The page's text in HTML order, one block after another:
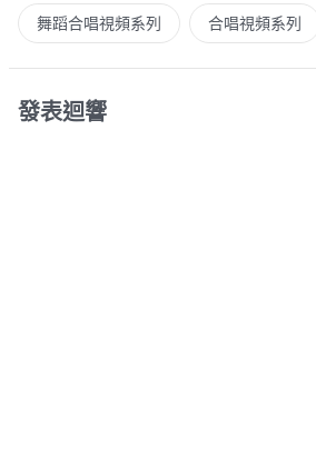
舞蹈合唱視頻系列 合唱視頻系列
發表迴響